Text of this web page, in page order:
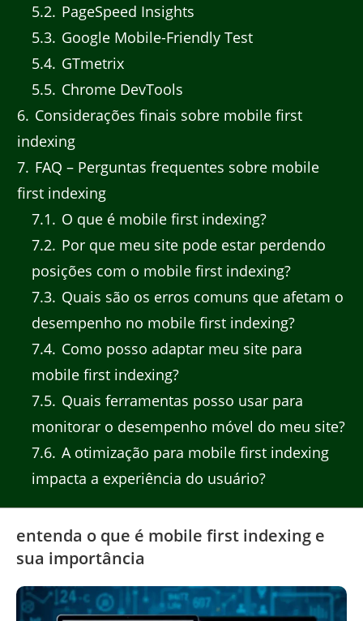
5.2 PageSpeed Insights
5.3 Google Mobile-Friendly Test
5.4 GTmetrix
5.5 Chrome DevTools
6 Considerações finais sobre mobile first
indexing
7 FAQ – Perguntas frequentes sobre mobile
first indexing
7.1
O que é mobile first indexing?
7.2 Por que meu site pode estar perdendo
posições com o mobile first indexing?
7.3 Quais são os erros comuns que afetam o
desempenho no mobile first indexing?
7.4 Como posso adaptar meu site para
mobile first indexing?
7.5 Quais ferramentas posso usar para
monitorar o desempenho móvel do meu site?
7.6 A otimização para mobile first indexing
impacta a experiência do usuário?
entenda o que é mobile first indexing e
sua importância